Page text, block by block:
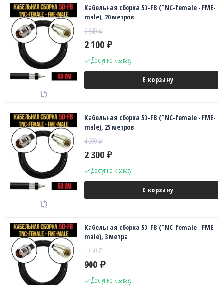
Кабельная сборка 5D-FB (TNC-female - FME-
male), 20 метров
3 840₽
2 100 ₽
Доступно к заказу
В корзину
Кабельная сборка 5D-FB (TNC-female - FME-
male), 25 метров
4 200₽
2 300 ₽
Доступно к заказу
В корзину
Кабельная сборка 5D-FB (TNC-female - FME-
male), 3 метра
1 650₽
900 ₽
Доступно к заказу